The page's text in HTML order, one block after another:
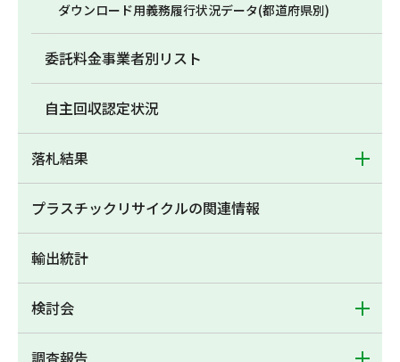
ダウンロード用義務履行状況データ(都道府県別)
委託料金事業者別リスト
自主回収認定状況
落札結果
プラスチックリサイクルの関連情報
輸出統計
検討会
調査報告